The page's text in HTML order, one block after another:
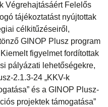
Végrehajtásáért Felelős
tájékoztatást nyújtottak
célkitűzéseiről,
GINOP Plusz program
figyelmet fordítottak
pályázati lehetőségekre,
2.1.3-24 „KKV-k
és a GINOP Plusz-
projektek támogatása”